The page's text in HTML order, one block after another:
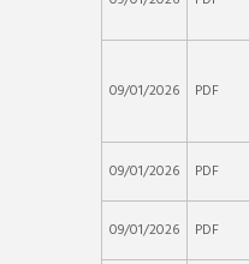
09/01/2026 PDF
09/01/2026
PDF
09/01/2026
PDF